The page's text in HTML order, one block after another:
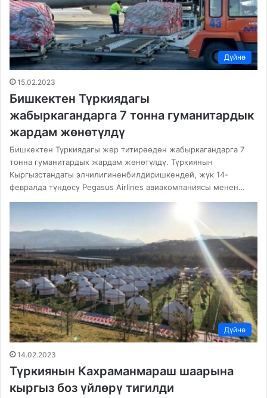
Дүйнө
15.02.2023
Бишкектен Түркиядагы
жабыркагандарга 7 тонна гуманитардык
жардам жөнөтүлдү
Бишкектен Түркиядагы жер титирөөдөн жабыркагандарга 7
тонна гуманитардык жардам жөнөтүлдү. Түркиянын
Кыргызстандагы элчилигиненбилдиришкендей, жүк 14-
февралда түндөсү Pegasus Airlines авиакомпаниясы менен…
Дүйнө
14.02.2023
Түркиянын Кахраманмараш шаарына
кыргыз боз үйлөрү тигилди